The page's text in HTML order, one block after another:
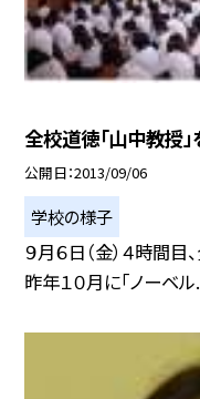
全校道徳「山中教授
公開日 2013/09/06
学校の様子
９月６日（金）４時間目
昨年１０月に「ノーベル